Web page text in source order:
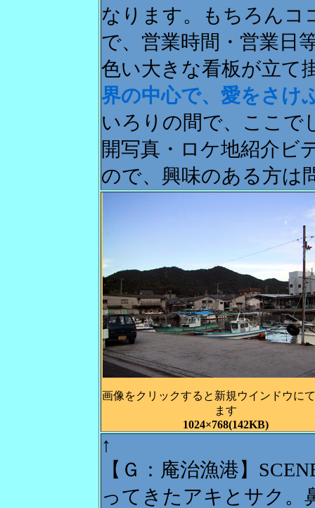
なります。もちろんコ
で、営業時間・営業日
色い大きな看板が立て
界の中心で、愛をさけ
いろりの間で、ここ
開写真・ロケ地紹介ビ
ので、興味のある方は
画像をクリックすると新規ウインドウに
ます
1024×768(142KB)
↑
【Ｇ：庵治漁港】
ってきたアキとサク。